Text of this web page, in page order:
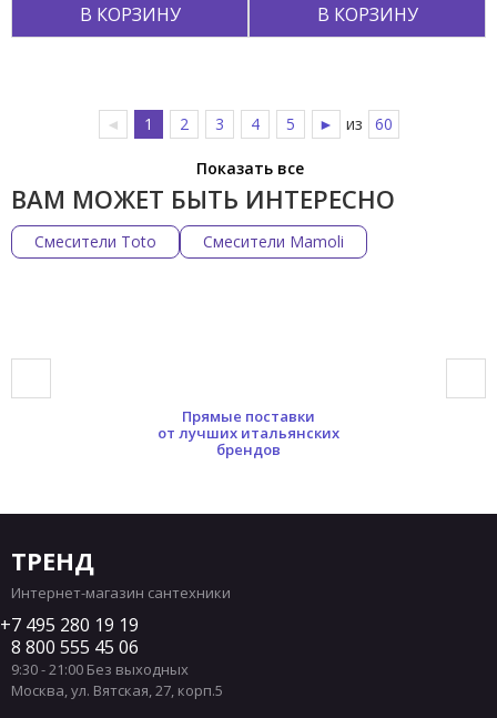
В КОРЗИНУ В КОРЗИНУ
◄ 1 2 3 4 5 ► из 60
Показать все
ВАМ МОЖЕТ БЫТЬ ИНТЕРЕСНО
Смесители Toto Смесители Mamoli
Прямые поставки
от лучших итальянских
брендов
ТРЕНД
Интернет-магазин сантехники
7 495 280 19 19
8 800 555 45 06
9:30 - 21:00 Без выходных
Москва,ул. Вятская, 27, корп.5